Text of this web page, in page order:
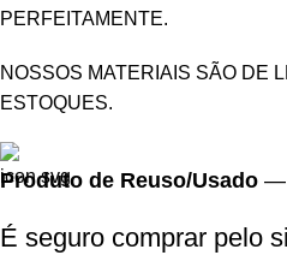
PERFEITAMENTE.
NOSSOS MATERIAIS SÃO DE
ESTOQUES.
Produto de Reuso/Usado —
É seguro comprar pelo